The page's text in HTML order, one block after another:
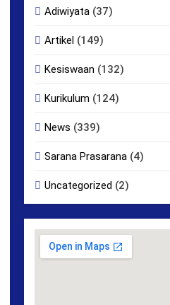
Adiwiyata (37)
Artikel (149)
Kesiswaan (132)
Kurikulum (124)
News (339)
Sarana Prasarana (4)
Uncategorized (2)